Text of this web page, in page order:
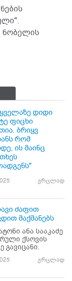
ნობელის
დიდი
ფიცხი
ბრიყვ
რომ
ის მაინც
ვრცლად
ძაფით
მაქმანებს
ანა სააკაძე
ქსოვის
გავიცანი.
ვრცლად